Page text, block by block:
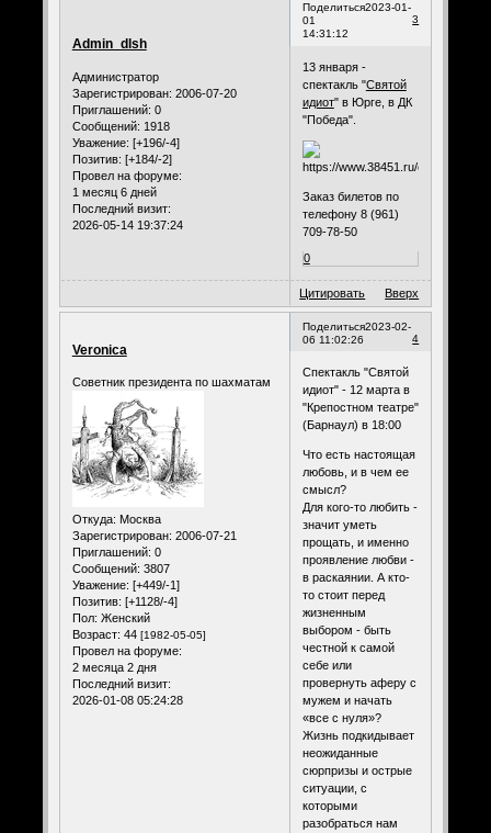
Поделиться
3
2023-01-
01
14:31:12
Admin_dlsh
Администратор
Зарегистрирован: 2006-07-20
Приглашений: 0
Сообщений: 1918
Уважение: [+196/-4]
Позитив: [+184/-2]
Провел на форуме:
1 месяц 6 дней
Последний визит:
2026-05-14 19:37:24
13 января -
спектакль "Святой
идиот" в Юрге, в ДК
"Победа".
Заказ билетов по
телефону 8 (961)
709-78-50
0
Цитировать Вверх
Поделиться
4
2023-02-
06 11:02:26
Veronica
Советник президента по шахматам
Откуда: Москва
Зарегистрирован: 2006-07-21
Приглашений: 0
Сообщений: 3807
Уважение: [+449/-1]
Позитив: [+1128/-4]
Пол: Женский
Возраст: 44 [1982-05-05]
Провел на форуме:
2 месяца 2 дня
Последний визит:
2026-01-08 05:24:28
Спектакль "Святой
идиот" - 12 марта в
"Крепостном театре"
(Барнаул) в 18:00
Что есть настоящая
любовь, и в чем ее
смысл?
Для кого-то любить -
значит уметь
прощать, и именно
проявление любви -
в раскаянии. А кто-
то стоит перед
жизненным
выбором - быть
честной к самой
себе или
провернуть аферу с
мужем и начать
«все с нуля»?
Жизнь подкидывает
неожиданные
сюрпризы и острые
ситуации, с
которыми
разобраться нам